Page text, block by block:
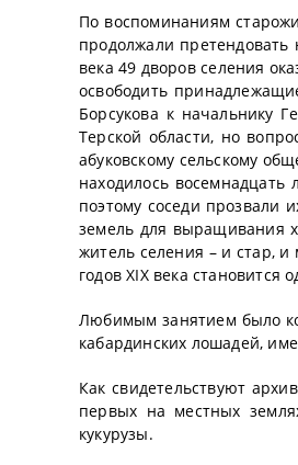
По воспоминаниям
продолжали
века 49 дворов селения
освободить
Борсукова к начальнику
Терской области, но
абуковскому сельскому
находилось восемнадцать
поэтому соседи прозвали
земель для выращивания
житель селения – и стар, и
годов XIX века становится
Любимым занятием было
кабардинских лошадей,
Как свидетельствуют
первых на местных
кукурузы.